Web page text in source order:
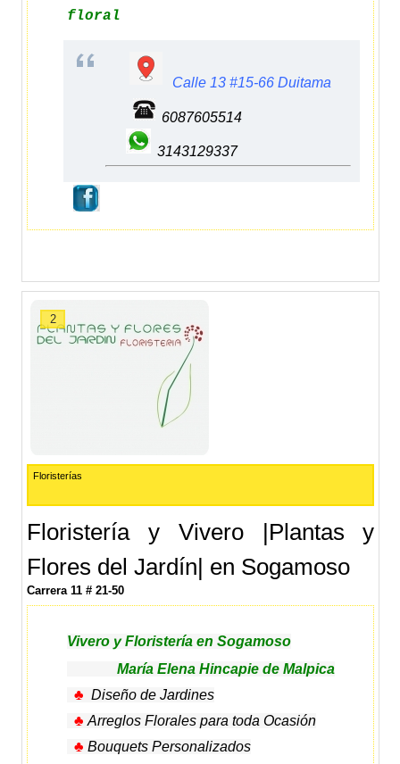
floral
Calle 13 #15-66 Duitama
6087605514
3143129337
2
Floristerías
Floristería y Vivero |Plantas y
Flores del Jardín| en Sogamoso
Carrera 11 # 21-50
Vivero y Floristería en Sogamoso
María Elena Hincapie de Malpica
♣ Diseño de Jardines
♣ Arreglos Florales para toda Ocasión
♣ Bouquets Personalizados